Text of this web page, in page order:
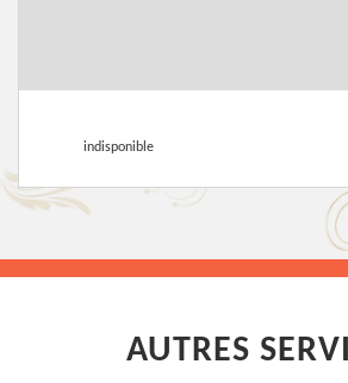
indisponible
AUTRES